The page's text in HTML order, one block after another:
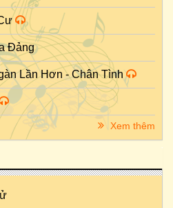
Đảng
Lần Hơn - Chân Tình
Xem thêm